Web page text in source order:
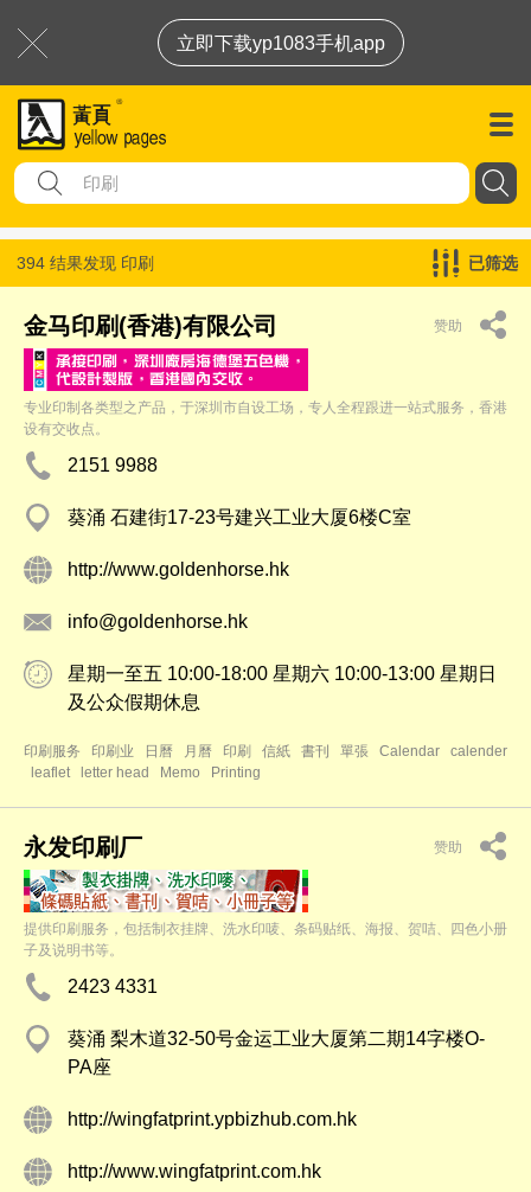
立即下载yp1083手机app
394 结果发现 印刷 已筛选
金马印刷(香港)有限公司 赞助
专业印制各类型之产品，于深圳市自设工场，专人全程跟进一站式服务，香港
设有交收点。
2151 9988
葵涌 石建街17-23号建兴工业大厦6楼C室
http://www.goldenhorse.hk
info@goldenhorse.hk
星期一至五 10:00-18:00 星期六 10:00-13:00 星期日
及公众假期休息
印刷服务 印刷业 日曆 月曆 印刷 信紙 書刊 單張 Calendar
calender
leaflet
letter head Memo Printing
永发印刷厂 赞助
提供印刷服务，包括制衣挂牌、洗水印唛、条码贴纸、海报、贺咭、四色小册
子及说明书等。
2423 4331
葵涌 梨木道32-50号金运工业大厦第二期14字楼O-
PA座
http://wingfatprint.ypbizhub.com.hk
http://www.wingfatprint.com.hk